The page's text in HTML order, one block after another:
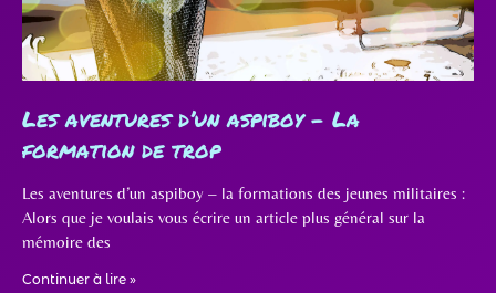
Les aventures d’un aspiboy – La
formation de trop
Les aventures d’un aspiboy – la formations des jeunes militaires :
Alors que je voulais vous écrire un article plus général sur la
mémoire des
Continuer à lire »